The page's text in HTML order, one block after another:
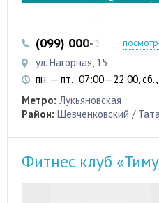
(099) 000-13-33
ул. Нагорная, 15
пн. — пт.: 07:00—22:00,
Метро: Лукьяновская
Район: Шевченковский /
Фитнес клуб